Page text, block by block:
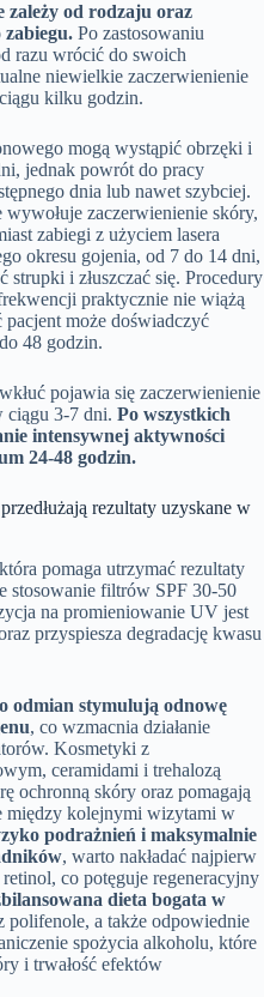
zależy od rodzaju oraz
zabiegu. Po zastosowaniu
razu wrócić do swoich
niewielkie zaczerwienienie
kilku godzin.
mogą wystąpić obrzęki i
jednak powrót do pracy
dnia lub nawet szybciej.
wywołuje zaczerwienienie skóry,
zabiegi z użyciem lasera
okresu gojenia, od 7 do 14 dni,
i złuszczać się. Procedury
praktycznie nie wiążą
pacjent może doświadczyć
48 godzin.
pojawia się zaczerwienienie
3-7 dni. Po wszystkich
intensywnej aktywności
24-48 godzin.
rezultaty uzyskane w
pomaga utrzymać rezultaty
stosowanie filtrów SPF 30-50
na promieniowanie UV jest
przyspiesza degradację kwasu
odmian stymulują odnowę
, co wzmacnia działanie
Kosmetyki z
ceramidami i trehalozą
ochronną skóry oraz pomagają
między kolejnymi wizytami w
podrażnień i maksymalnie
, warto nakładać najpierw
co potęguje regeneracyjny
dieta bogata w
polifenole, a także odpowiednie
spożycia alkoholu, które
i trwałość efektów